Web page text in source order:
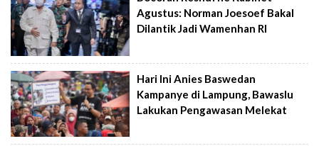
Agustus: Norman Joesoef Bakal
Dilantik Jadi Wamenhan RI
Hari Ini Anies Baswedan
Kampanye di Lampung, Bawaslu
Lakukan Pengawasan Melekat